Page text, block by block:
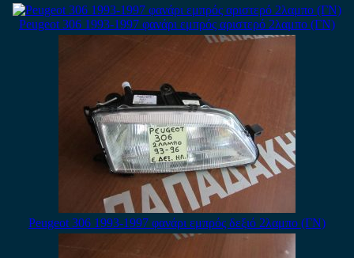
Peugeot 306 1993-1997 φανάρι εμπρός αριστερό 2λαμπο (ΓΝ)
Peugeot 306 1993-1997 φανάρι εμπρός δεξιό 2λαμπο (ΓΝ)